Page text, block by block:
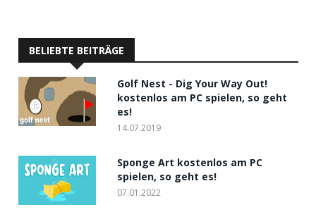
BELIEBTE BEITRÄGE
Golf Nest - Dig Your Way Out!
kostenlos am PC spielen, so geht
es!
14.07.2019
Sponge Art kostenlos am PC
spielen, so geht es!
07.01.2022